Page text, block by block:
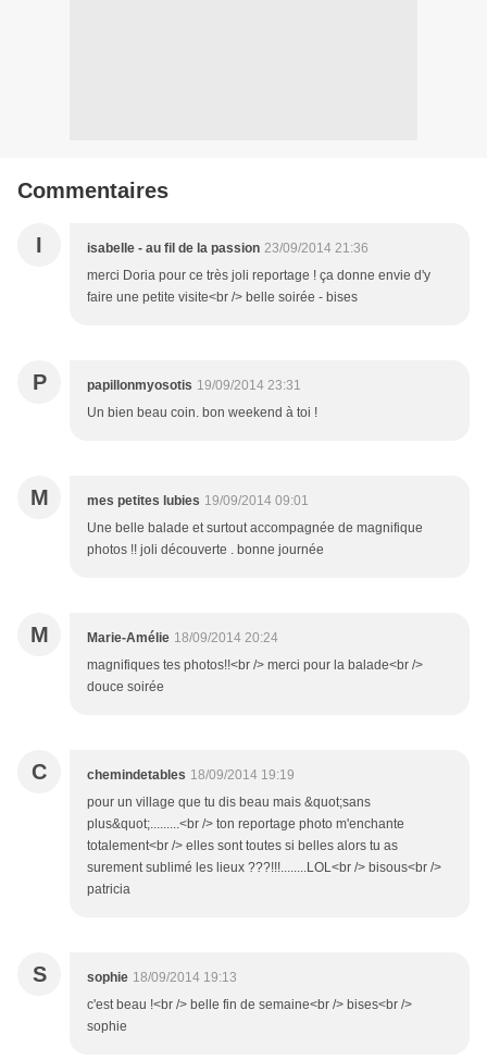
Commentaires
I isabelle - au fil de la passion 23/09/2014 21:36
merci Doria pour ce très joli reportage ! ça donne envie d'y
faire une petite visite<br /> belle soirée - bises
P papillonmyosotis 19/09/2014 23:31
Un bien beau coin. bon weekend à toi !
M mes petites lubies 19/09/2014 09:01
Une belle balade et surtout accompagnée de magnifique
photos !! joli découverte . bonne journée
M Marie-Amélie 18/09/2014 20:24
magnifiques tes photos!!<br /> merci pour la balade<br />
douce soirée
C chemindetables 18/09/2014 19:19
pour un village que tu dis beau mais &quot;sans
plus&quot;.........<br /> ton reportage photo m'enchante
totalement<br /> elles sont toutes si belles alors tu as
surement sublimé les lieux ???!!!........LOL<br /> bisous<br />
patricia
S sophie 18/09/2014 19:13
c'est beau !<br /> belle fin de semaine<br /> bises<br />
sophie